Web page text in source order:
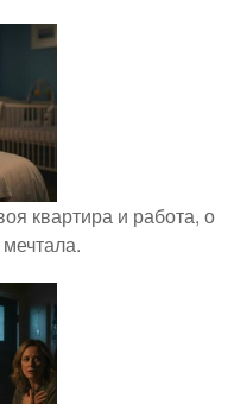
квартира и работа, о